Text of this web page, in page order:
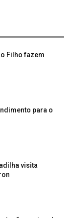
Filho fazem
para o
visita